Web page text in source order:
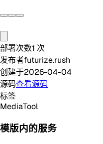
部署次数1 次
发布者futurize.rush
创建于2026-04-04
源码查看源码
标签
MediaTool
模版内的服务